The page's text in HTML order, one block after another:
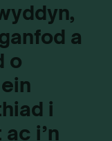
a
o
i
i’n